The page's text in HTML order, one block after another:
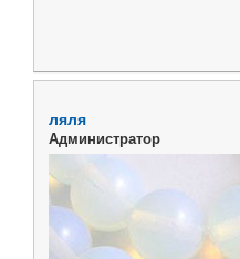
ляля
Администратор